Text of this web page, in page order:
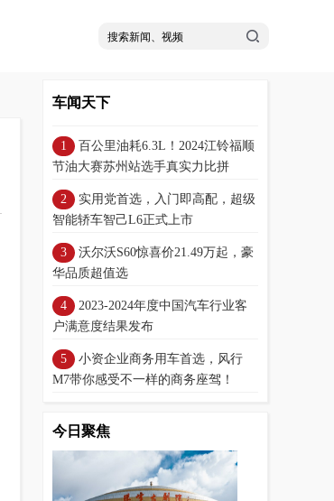
车闻天下
百公里油耗6.3L！2024江铃福顺
节油大赛苏州站选手真实力比拼
实用党首选，入门即高配，超级
智能轿车智己L6正式上市
沃尔沃S60惊喜价21.49万起，豪
华品质超值选
2023-2024年度中国汽车行业客
户满意度结果发布
小资企业商务用车首选，风行
M7带你感受不一样的商务座驾！
今日聚焦